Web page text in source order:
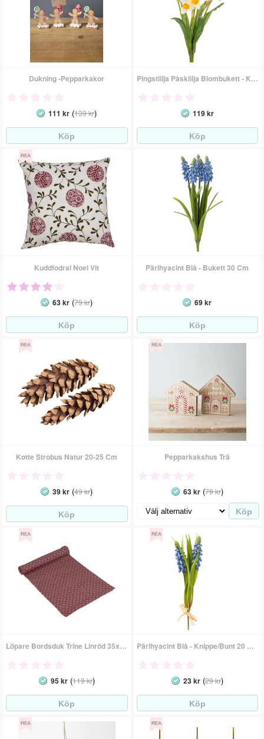
Dukning -Pepparkakor
111 kr (139 kr)
Pingstlilja Påsklilja Blombukett - Konstväxt
119 kr
Kuddfodral Noel Vit
63 kr (79 kr)
Pärlhyacint Blå - Bukett 30 Cm
69 kr
Kotte Strobus Natur 20-25 Cm
39 kr (49 kr)
Pepparkakshus Trä
63 kr(79 kr)
Löpare Bordsduk Trine Linröd 35x140 Cm
95 kr(119 kr)
Pärlhyacint Blå - Knippe/Bunt 20 Cm
23 kr(29 kr)